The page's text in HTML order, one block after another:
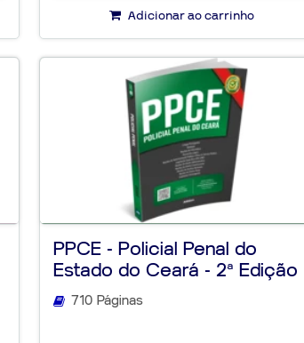
Adicionar ao carrinho
PPCE - Policial Penal do
Estado do Ceará - 2ª Edição
710 Páginas